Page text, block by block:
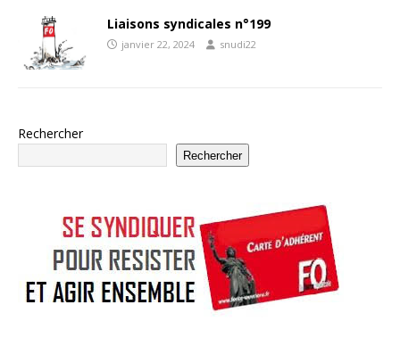
Liaisons syndicales n°199
janvier 22, 2024 snudi22
Rechercher
Rechercher